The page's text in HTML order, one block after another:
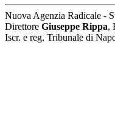
Nuova Agenzia Radicale -
Direttore Giuseppe Rippa,
Iscr. e reg. Tribunale di